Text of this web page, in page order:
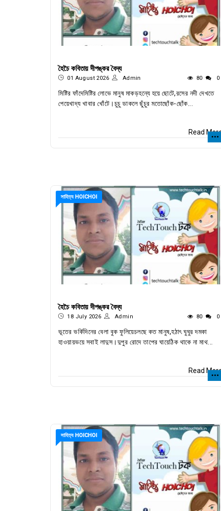
হৈচৈ কবিতায় দীপঙ্কর বৈদ্য
01 August 2026 Admin 80 0
মিষ্টির ফাঁদেমিষ্টির লোভে মানুষ মাকড়হন্যে হয়ে ছোটে,রসের নদী দেখতে
পেয়েখাদ্য খাবার খোঁটে।চুচু ডাকলে ছুঁচুর মতোছোঁক-ছোঁক...
Read
সাহিত্য HOICHOI
হৈচৈ কবিতায় দীপঙ্কর বৈদ্য
18 July 2026 Admin 80 0
ভূতের ভর্কিদিনের বেলা বুক ফুলিয়েচলছে কত মানুষ,হঠাৎ ঘুঘুর দমকা
হাওয়ায়ভয়ে সবাই লাদুস।দুপুর রোদে তাপের ঘায়েঠিক থাকে না মাথ...
Read
সাহিত্য HOICHOI